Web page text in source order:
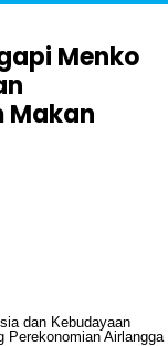
Menko
Makan